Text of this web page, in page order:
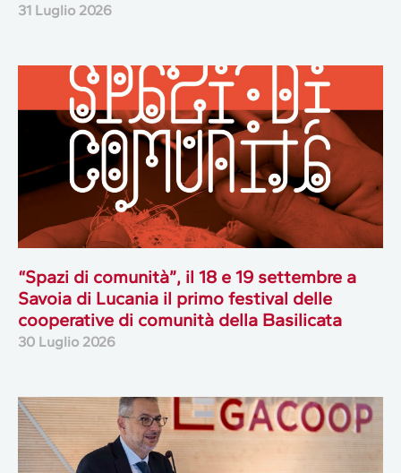
31 Luglio 2026
“Spazi di comunità”, il 18 e 19 settembre a
Savoia di Lucania il primo festival delle
cooperative di comunità della Basilicata
30 Luglio 2026